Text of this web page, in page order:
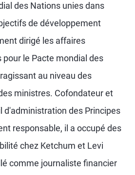
des Nations unies dans
de développement
dirigé les affaires
le Pacte mondial des
au niveau des
ministres. Cofondateur et
d'administration des Principes
responsable, il a occupé des
chez Ketchum et Levi
comme journaliste financier